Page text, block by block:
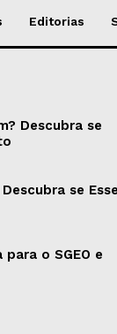
Editorias
Descubra se
se Esse
o SGEO e